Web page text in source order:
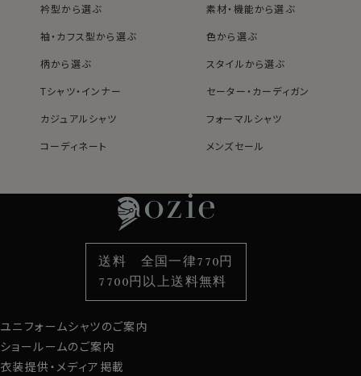
ます。
イタリアンカラーと広角なワイドカラーを掛け合わせたス
タイリッシュなノーネクタイ専用の衿型です。
ノーネクタイ専用のややカジュアル度の高い商品であり
ながら、非常にエレガントなシャツです。
ょう。
WEBミーティングの画面映えも抜群です！
カフス部分はコンバーチブルカフスになっておりますの
で、カフスボタンもご利用いただけます。
スポット商品につき再入荷はございませんのでご了承く
ださい。
60312
衿型から選ぶ
素材・機能から選ぶ
袖・カフス型から選ぶ
色から選ぶ
柄から選ぶ
スタイルから選ぶ
Tシャツ・インナー
セーター・カーディガン
カジュアルシャツ
フォーマルシャツ
コーディネート
メンズセール
袖・カフス型から選ぶ
色から選ぶ
柄から選ぶ
スタイルから選ぶ
カジュアルシャツ
定番シャツ
カフスボタン
サスペンダー
財布・名刺入れ
バッグ
ストール・マフラー
グローブ
ユニフォームシャツのご案内
ショールームのご案内
衣装提供・メディア掲載
送料 全国一律770円
7700円以上送料無料